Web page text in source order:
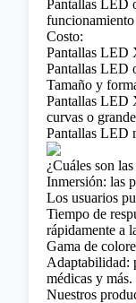
Pantallas LED
Costo:
Pantallas LED
Pantallas LED
Tamaño y
Pantallas LED
curvas o
Pantallas LED
¿Cuáles son
Inmersión: las
Los usuarios
Tiempo de
rápidamente a
Gama de
Adaptabilidad:
médicas y más.
Nuestros